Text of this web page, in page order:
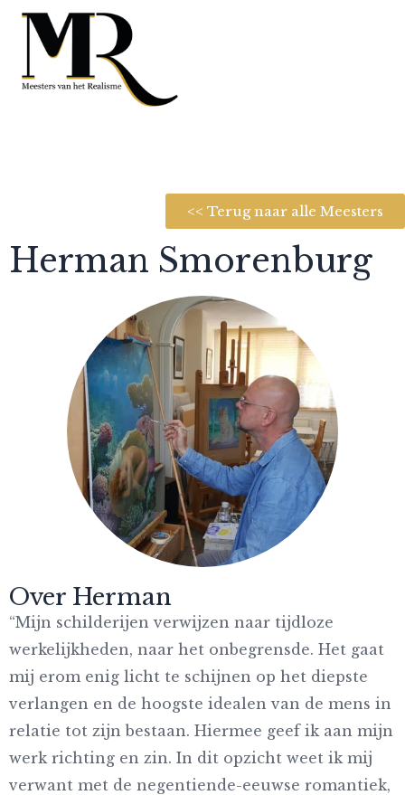
<< Terug naar alle Meesters
Herman Smorenburg
Over Herman
“Mijn schilderijen verwijzen naar tijdloze
werkelijkheden, naar het onbegrensde. Het gaat
mij erom enig licht te schijnen op het diepste
verlangen en de hoogste idealen van de mens in
relatie tot zijn bestaan. Hiermee geef ik aan mijn
werk richting en zin. In dit opzicht weet ik mij
verwant met de negentiende-eeuwse romantiek,